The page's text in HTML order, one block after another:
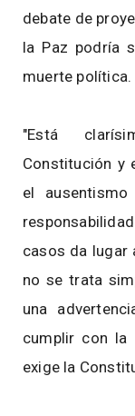
debate de
la Paz podría
muerte política.
"Está
Constitución y
el
casos da lugar
no se trata
una
cumplir con la
exige la